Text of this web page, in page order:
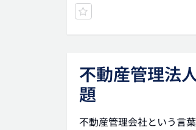
不動産管理法
題
不動産管理会社という言